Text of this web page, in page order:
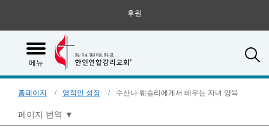
후원
메뉴
홈페이지 영적인 성장 수산나 웨슬리에게서 배우는 자녀 양육
페이지 번역 ▼